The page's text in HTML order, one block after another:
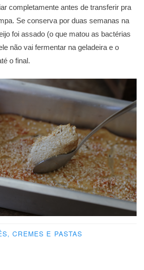
completamente antes de transferir pra
Se conserva por duas semanas na
foi assado (o que matou as bactérias
não vai fermentar na geladeira e o
o final.
CREMES E PASTAS